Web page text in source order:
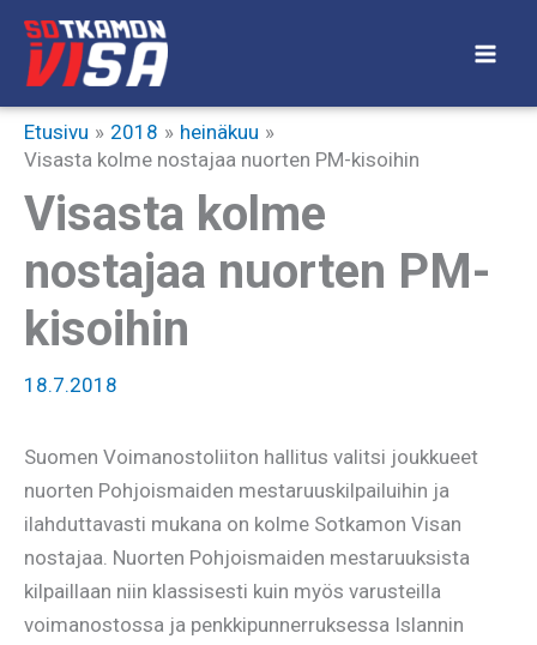
Siirry
sisältöön
Etusivu 2018
heinäkuu
Visasta kolme nostajaa nuorten PM-kisoihin
Visasta kolme
nostajaa nuorten PM-
kisoihin
18.7.2018
Suomen Voimanostoliiton hallitus valitsi joukkueet
nuorten Pohjoismaiden mestaruuskilpailuihin ja
ilahduttavasti mukana on kolme Sotkamon Visan
nostajaa. Nuorten Pohjoismaiden mestaruuksista
kilpaillaan niin klassisesti kuin myös varusteilla
voimanostossa ja penkkipunnerruksessa Islannin